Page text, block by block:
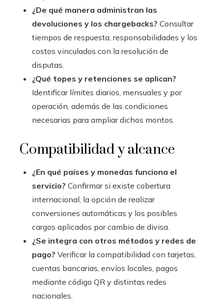
¿De qué manera administran las
devoluciones y los chargebacks? Consultar
tiempos de respuesta, responsabilidades y los
costos vinculados con la resolución de
disputas.
¿Qué topes y retenciones se aplican?
Identificar límites diarios, mensuales y por
operación, además de las condiciones
necesarias para ampliar dichos montos.
Compatibilidad y alcance
¿En qué países y monedas funciona el
servicio? Confirmar si existe cobertura
internacional, la opción de realizar
conversiones automáticas y los posibles
cargos aplicados por cambio de divisa.
¿Se integra con otros métodos y redes de
pago? Verificar la compatibilidad con tarjetas,
cuentas bancarias, envíos locales, pagos
mediante código QR y distintas redes
nacionales.